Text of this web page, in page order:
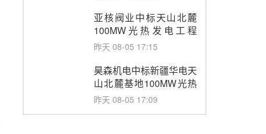
亚核阀业中标天山北麓
100MW光热发电工程
EPC总承包项目熔盐截
购
昨天 08-05 17:15
昊森机电中标新疆华电天
山北麓基地100MW光热
发电工程EPC总承包项
昨天 08-05 17:09